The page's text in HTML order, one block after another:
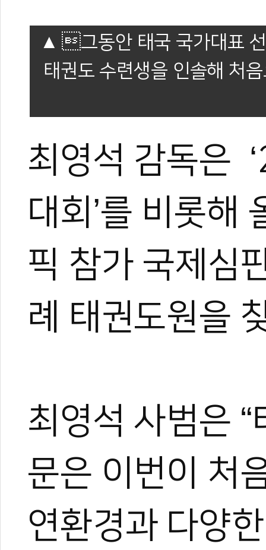
그동안 태국 국가대표
태권도 수련생을 인솔해 처
최영석 감독은
대회’를 비롯해
픽 참가 국제심
례 태권도원을
최영석 사범은
문은 이번이 처
연환경과 다양